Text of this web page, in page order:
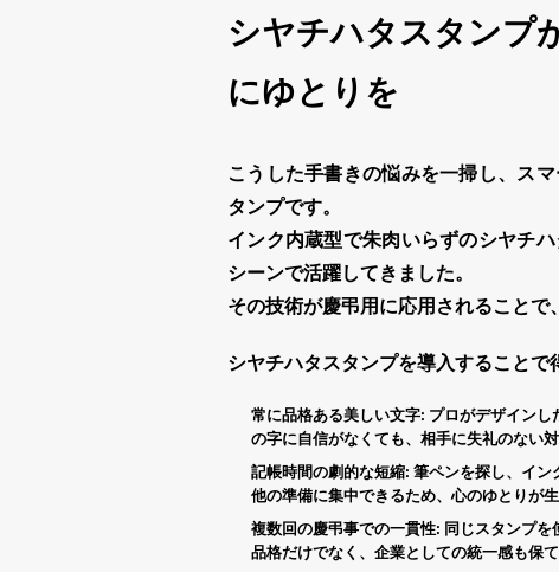
シヤチハタスタンプ
にゆとりを
こうした手書きの悩みを一掃し、ス
タンプです。
インク内蔵型で朱肉いらずのシヤチ
シーンで活躍してきました。
その技術が慶弔用に応用されることで
シヤチハタスタンプを導入することで
常に品格ある美しい文字: プロがデザインし
の字に自信がなくても、相手に失礼のない対
記帳時間の劇的な短縮: 筆ペンを探し、イン
他の準備に集中できるため、心のゆとりが生
複数回の慶弔事での一貫性: 同じスタンプを
品格だけでなく、企業としての統一感も保て